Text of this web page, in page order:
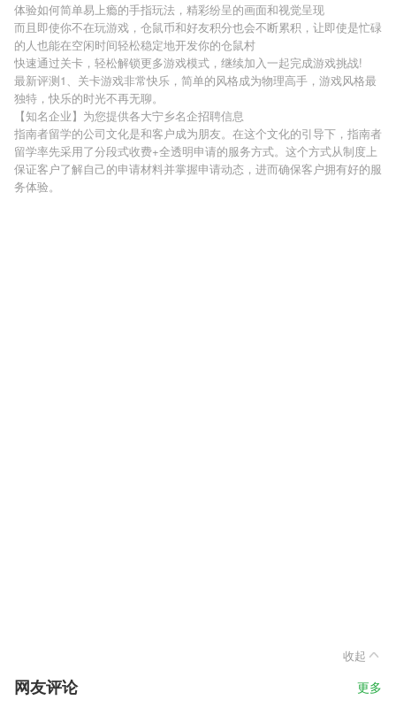
体验如何简单易上瘾的手指玩法，精彩纷呈的画面和视觉呈现
而且即使你不在玩游戏，仓鼠币和好友积分也会不断累积，让即使是忙碌
的人也能在空闲时间轻松稳定地开发你的仓鼠村
快速通过关卡，轻松解锁更多游戏模式，继续加入一起完成游戏挑战!
最新评测1、关卡游戏非常快乐，简单的风格成为物理高手，游戏风格最
独特，快乐的时光不再无聊。
【知名企业】为您提供各大宁乡名企招聘信息
指南者留学的公司文化是和客户成为朋友。在这个文化的引导下，指南者
留学率先采用了分段式收费+全透明申请的服务方式。这个方式从制度上
保证客户了解自己的申请材料并掌握申请动态，进而确保客户拥有好的服
务体验。
收起
网友评论 更多